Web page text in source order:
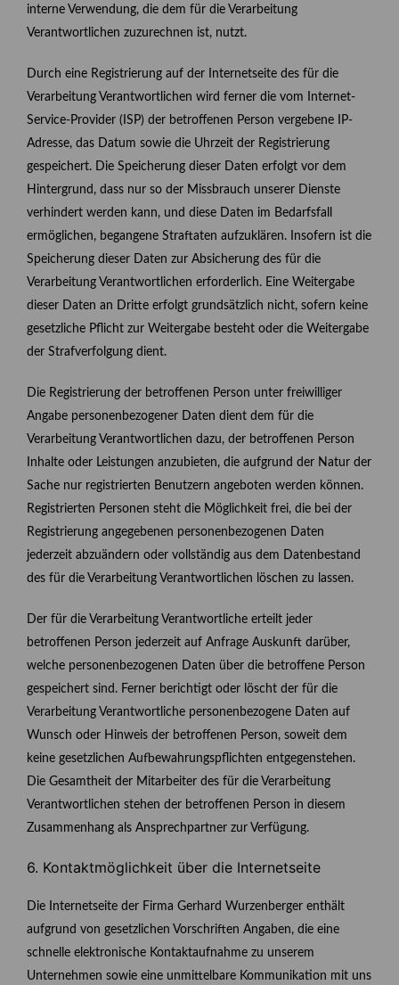
interne Verwendung, die dem für die Verarbeitung
Verantwortlichen zuzurechnen ist, nutzt.
Durch eine Registrierung auf der Internetseite des für die
Verarbeitung Verantwortlichen wird ferner die vom Internet-
Service-Provider (ISP) der betroffenen Person vergebene IP-
Adresse, das Datum sowie die Uhrzeit der Registrierung
gespeichert. Die Speicherung dieser Daten erfolgt vor dem
Hintergrund, dass nur so der Missbrauch unserer Dienste
verhindert werden kann, und diese Daten im Bedarfsfall
ermöglichen, begangene Straftaten aufzuklären. Insofern ist die
Speicherung dieser Daten zur Absicherung des für die
Verarbeitung Verantwortlichen erforderlich. Eine Weitergabe
dieser Daten an Dritte erfolgt grundsätzlich nicht, sofern keine
gesetzliche Pflicht zur Weitergabe besteht oder die Weitergabe
der Strafverfolgung dient.
Die Registrierung der betroffenen Person unter freiwilliger
Angabe personenbezogener Daten dient dem für die
Verarbeitung Verantwortlichen dazu, der betroffenen Person
Inhalte oder Leistungen anzubieten, die aufgrund der Natur der
Sache nur registrierten Benutzern angeboten werden können.
Registrierten Personen steht die Möglichkeit frei, die bei der
Registrierung angegebenen personenbezogenen Daten
jederzeit abzuändern oder vollständig aus dem Datenbestand
des für die Verarbeitung Verantwortlichen löschen zu lassen.
Der für die Verarbeitung Verantwortliche erteilt jeder
betroffenen Person jederzeit auf Anfrage Auskunft darüber,
welche personenbezogenen Daten über die betroffene Person
gespeichert sind. Ferner berichtigt oder löscht der für die
Verarbeitung Verantwortliche personenbezogene Daten auf
Wunsch oder Hinweis der betroffenen Person, soweit dem
keine gesetzlichen Aufbewahrungspflichten entgegenstehen.
Die Gesamtheit der Mitarbeiter des für die Verarbeitung
Verantwortlichen stehen der betroffenen Person in diesem
Zusammenhang als Ansprechpartner zur Verfügung.
6. Kontaktmöglichkeit über die Internetseite
Die Internetseite der Firma Gerhard Wurzenberger enthält
aufgrund von gesetzlichen Vorschriften Angaben, die eine
schnelle elektronische Kontaktaufnahme zu unserem
Unternehmen sowie eine unmittelbare Kommunikation mit uns